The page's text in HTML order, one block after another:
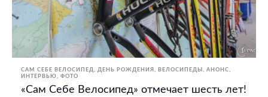
САМ СЕБЕ ВЕЛОСИПЕД ДЕНЬ РОЖДЕНИЯ ВЕЛОСИПЕДЫ
АНОНС
ИНТЕРВЬЮ
ФОТО
«Сам Себе Велосипед» отмечает шесть лет!